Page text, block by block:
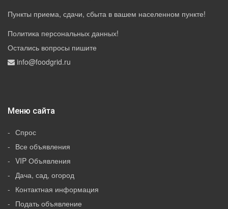
Пункты приема, сдачи, сбыта в вашем населенном пункте!
Политика персональных данных!
Остались вопросы пишите
info@foodgrid.ru
Меню сайта
Спрос
Все объявления
VIP Объявления
Дача, сад, огород
Контактная информация
Подать объявление